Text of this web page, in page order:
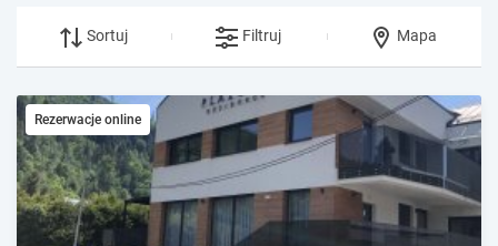
Sortuj Filtruj Mapa
Rezerwacje online